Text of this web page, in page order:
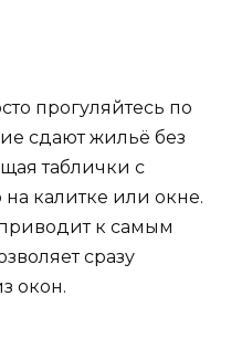
прогуляйтесь по
сдают жильё без
таблички с
калитке или окне.
приводит к самым
сразу
окон.